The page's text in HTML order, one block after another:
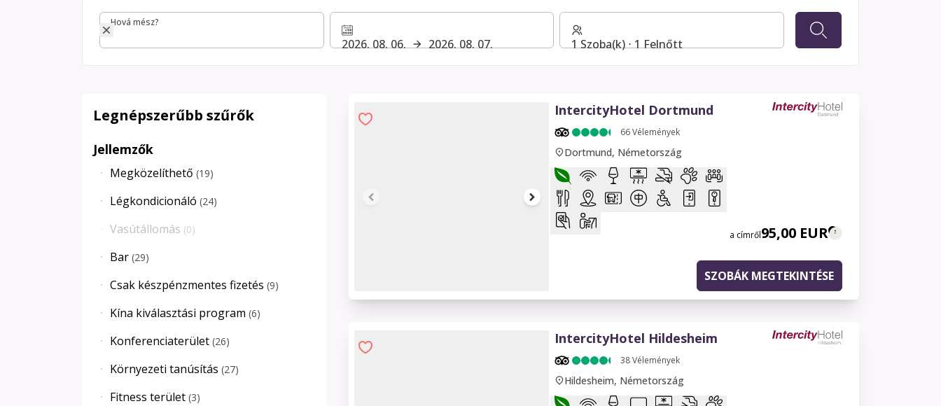
Hová mész?
Hová mész?
2026. 08. 06. 2026. 08. 07. 1 Szoba(k) ⋅ 1 Felnőtt
Legnépszerűbb szűrők
Jellemzők
Megközelíthető (19)
Légkondicionáló (24)
Vasútállomás (0)
Bar (29)
Csak készpénzmentes fizetés (9)
Kína kiválasztási program (6)
Konferenciaterület (26)
Környezeti tanúsítás (27)
Fitness terület (3)
1 of 7
IntercityHotel Dortmund
66Vélemények
Dortmund, Németország
a címről95,00 EUR
SZOBÁK MEGTEKINTÉSE
IntercityHotel Hildesheim
38Vélemények
Hildesheim, Németország